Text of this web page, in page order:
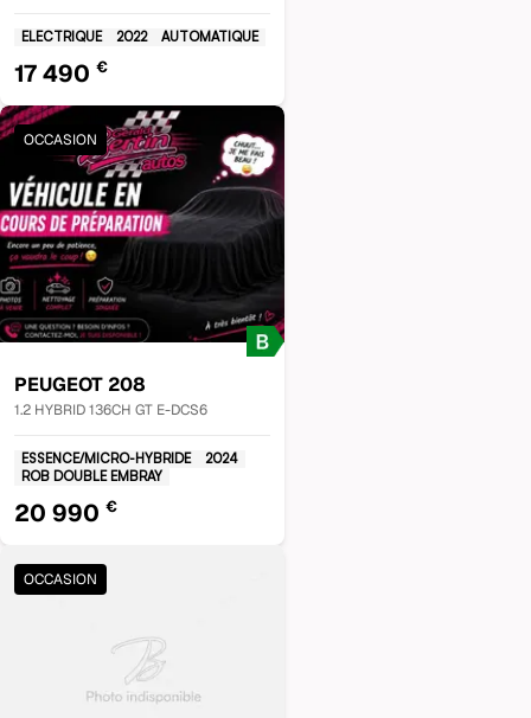
ELECTRIQUE 2022 AUTOMATIQUE
17 490 €
OCCASION
PEUGEOT 208
1.2 HYBRID 136CH GT E-DCS6
ESSENCE/MICRO-HYBRIDE
2024
ROB DOUBLE EMBRAY
20 990 €
OCCASION